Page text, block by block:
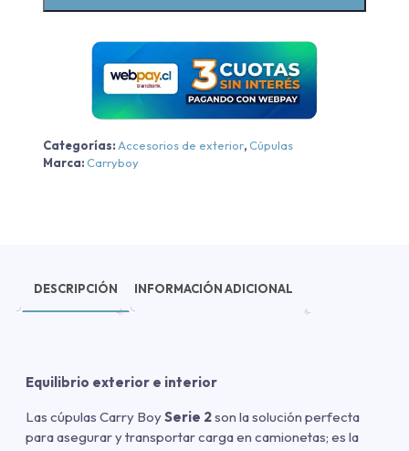
2010-
2025
cantidad
Categorías: Accesorios de exterior,Cúpulas
Marca:Carryboy
DESCRIPCIÓN INFORMACIÓN ADICIONAL
Equilibrio exterior e interior
Las cúpulas Carry BoySerie 2son la solución perfecta
para asegurar y transportar carga en camionetas; es la